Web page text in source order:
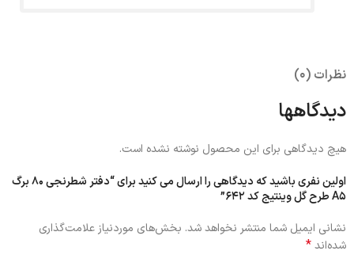
نظرات (0)
دیدگاهها
هیچ دیدگاهی برای این محصول نوشته نشده است.
اولین نفری باشید که دیدگاهی را ارسال می کنید برای “دفتر شطرنجی 80 برگ
A5 طرح گل وینتیج کد 642”
نشانی ایمیل شما منتشر نخواهد شد. بخش‌های موردنیاز علامت‌گذاری
شده‌اند*